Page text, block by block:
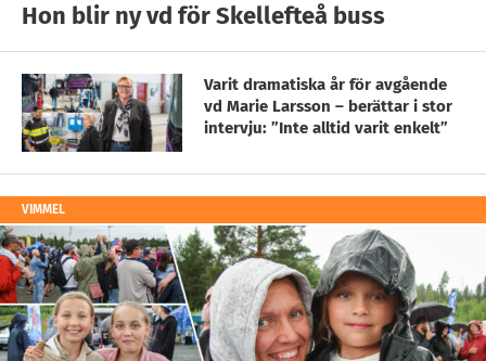
Hon blir ny vd för Skellefteå buss
Varit dramatiska år för avgående
vd Marie Larsson – berättar i stor
intervju: ”Inte alltid varit enkelt”
VIMMEL